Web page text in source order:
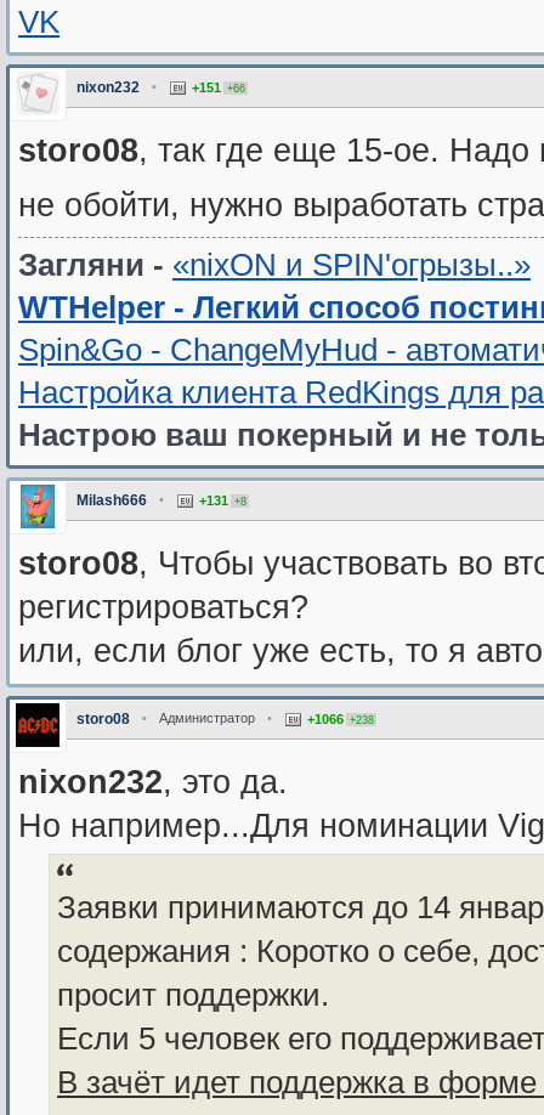
VK
nixon232 • +151 +66
storo08, так где еще 15-ое. Надо
не обойти, нужно выработать
Загляни - «nixON и SPIN'oгрызы..»
WTHelper - Легкий способ
Spin&Go - ChangeMyHud -
Настройка клиента RedKings для
Настрою ваш покерный и не
Milash666 • +131 +8
storo08, Чтобы участвовать во
регистрироваться?
или, если блог уже есть, то я
storo08 • Администратор • +1066 +238
nixon232, это да.
Но например...Для номинации
Заявки принимаются до 14
содержания : Коротко о себе,
просит поддержки.
Если 5 человек его
В зачёт идет поддержка в форме